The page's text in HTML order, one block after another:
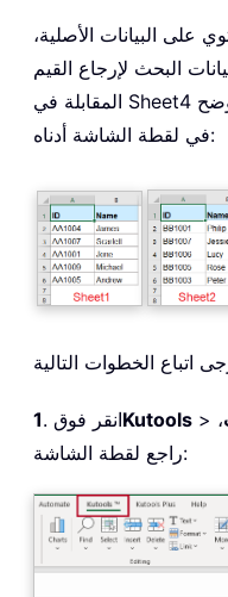
على البيانات الأصلية،
البحث لإرجاع القيم
المقابلة في Sheet4 استنادًا إلى القيم المحددة كما هو موضح
في لقطة الشاشة أدناه:
1 . انقر فوقKutools > ،
راجع لقطة الشاشة: